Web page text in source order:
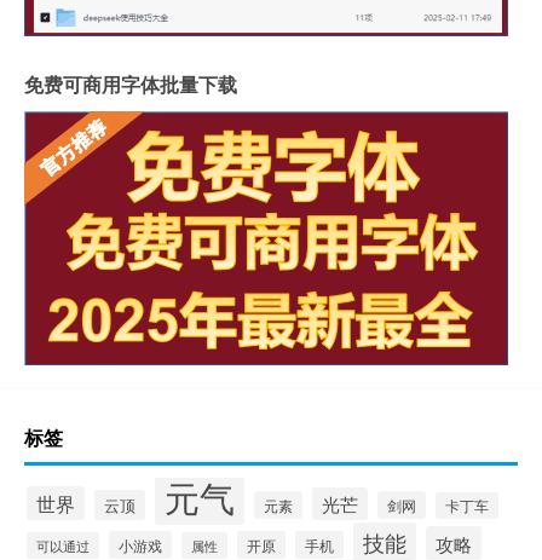
免费可商用字体批量下载
标签
世界 云顶 元气 元素 光芒 剑网 卡丁车
可以通过 小游戏 属性 开原 手机 技能 攻略